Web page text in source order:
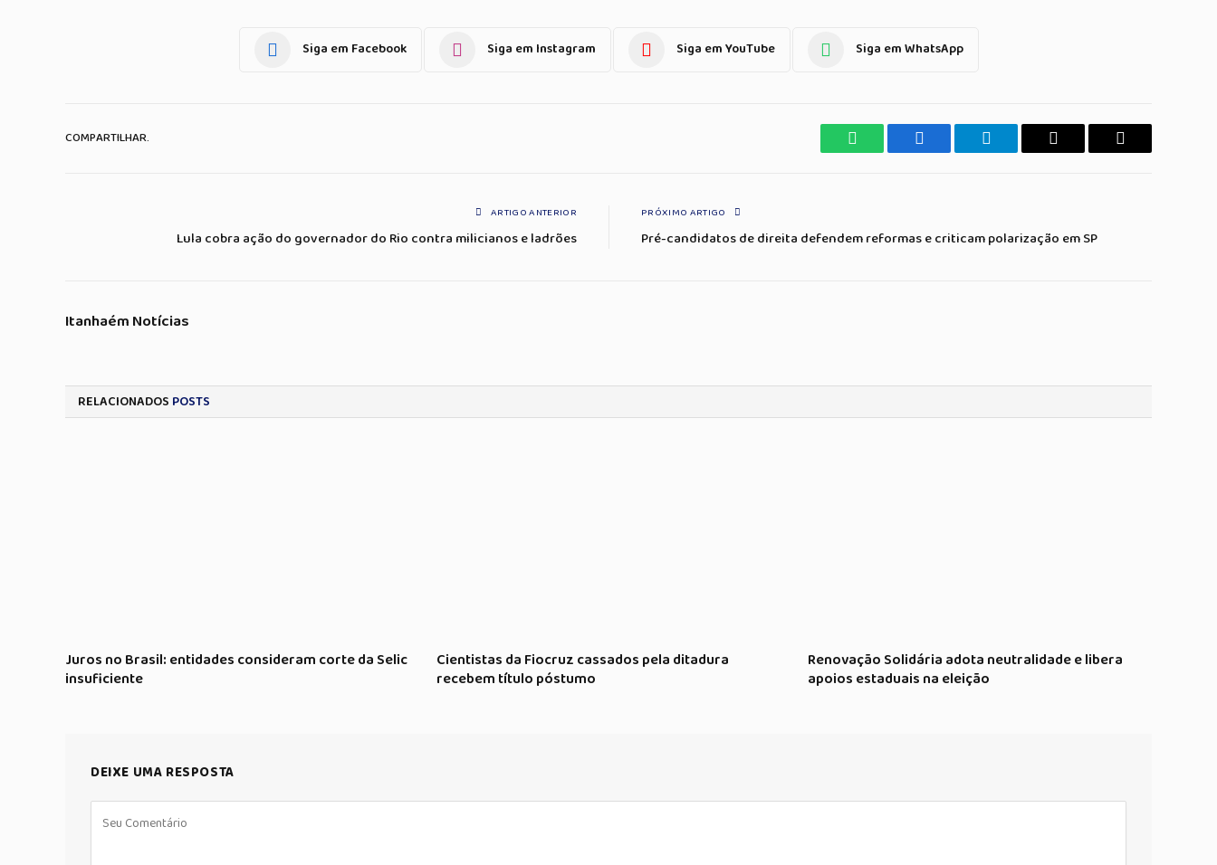
Siga em Facebook Siga em Instagram Siga em YouTube Siga em WhatsApp
COMPARTILHAR.
WhatsAppFacebook TelegramaCopiar
E-
ARTIGO ANTERIOR
Lula cobra ação do governador do Rio contra milicianos e ladrões
PRÓXIMO ARTIGO
Pré-candidatos de direita defendem reformas e criticam polarização em SP
Itanhaém Notícias
RELACIONADOS POSTS
Juros no Brasil: entidades consideram corte da Selic
insuficiente
Cientistas da Fiocruz cassados pela ditadura
recebem título póstumo
Renovação Solidária adota neutralidade e libera
apoios estaduais na eleição
DEIXE UMA RESPOSTA